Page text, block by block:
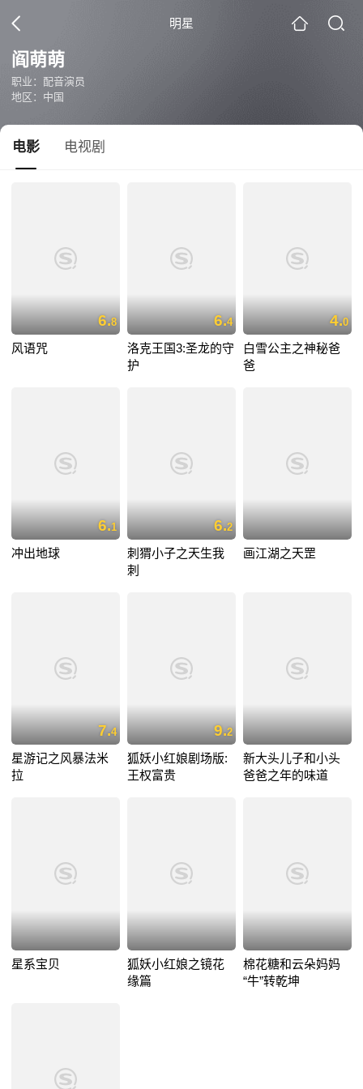
明星
阎萌萌
职业：配音演员
地区：中国
电影 电视剧
6.8
风语咒
6.4
洛克王国3:圣龙的守
护
4.0
白雪公主之神秘爸
爸
6.1
冲出地球
6.2
刺猬小子之天生我
刺
画江湖之天罡
7.4
星游记之风暴法米
拉
9.2
狐妖小红娘剧场版:
王权富贵
新大头儿子和小头
爸爸之年的味道
星系宝贝
狐妖小红娘之镜花
缘篇
棉花糖和云朵妈妈
“牛”转乾坤